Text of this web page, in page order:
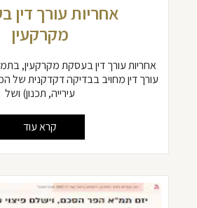
אחריות עורך דין
מקרקעין
אחריות עורך דין בעסקת מקרקעין,
עורך דין מחויב בבדיקה דקדקנית של
עירייה, תכנון) ושל
קרא עוד